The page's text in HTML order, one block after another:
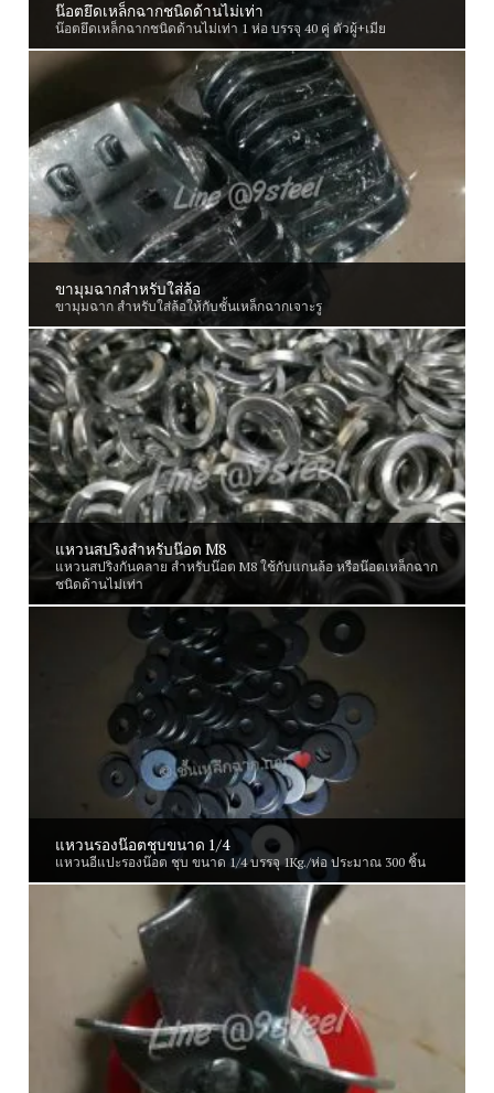
น๊อตยึดเหล็กฉากชนิดด้านไม่เท่า
น๊อตยึดเหล็กฉากชนิดด้านไม่เท่า 1 ห่อ บรรจุ 40 คู่ ตัวผู้+เมีย
ขามุมฉากสำหรับใส่ล้อ
ขามุมฉาก สำหรับใส่ล้อให้กับชั้นเหล็กฉากเจาะรู
แหวนสปริงสำหรับน๊อต M8
แหวนสปริงกันคลาย สำหรับน๊อต M8 ใช้กับแกนล้อ หรือน๊อตเหล็กฉาก
ชนิดด้านไม่เท่า
แหวนรองน๊อตชุบขนาด 1/4
แหวนอีแปะรองน๊อต ชุบ ขนาด 1/4 บรรจุ 1Kg./ห่อ ประมาณ 300 ชิ้น